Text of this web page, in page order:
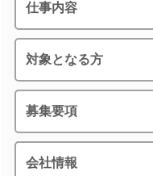
仕事内容
対象となる方
募集要項
会社情報